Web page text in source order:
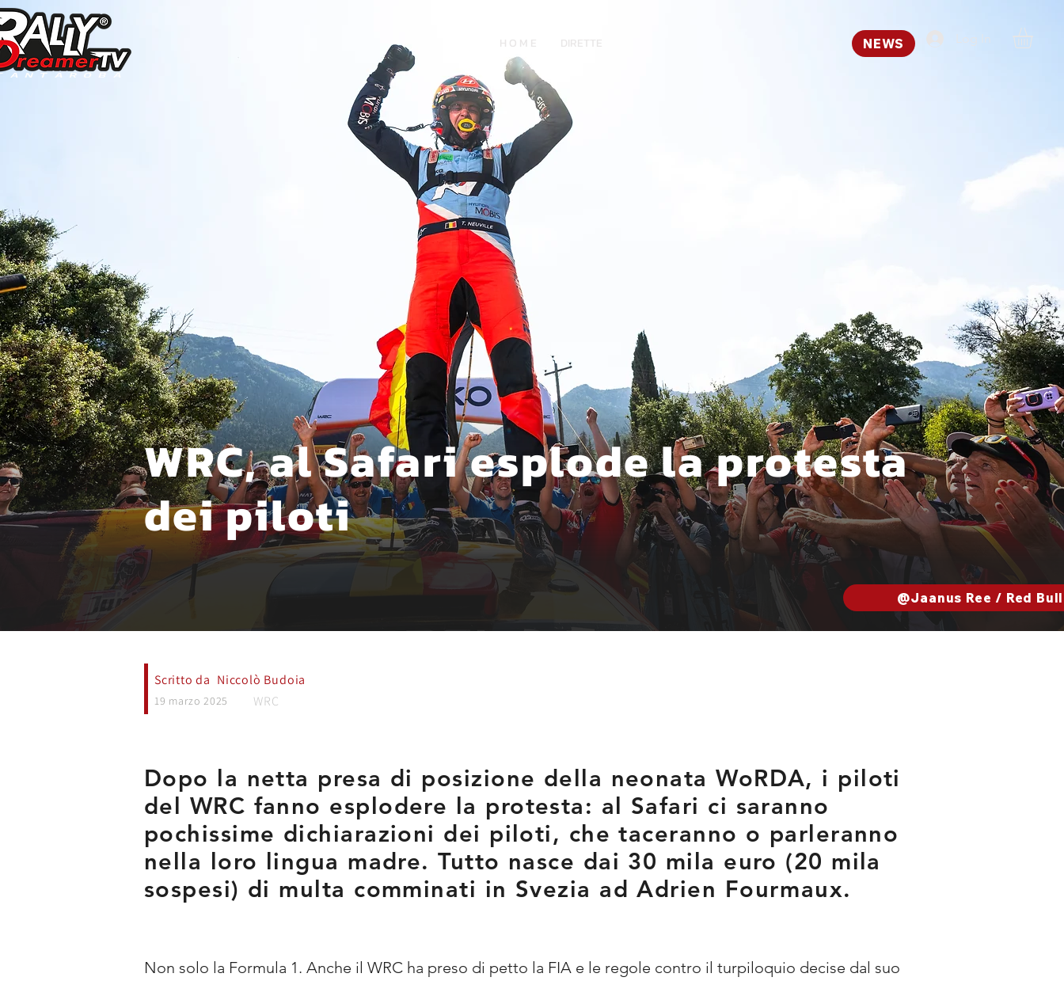
Log In
H O M E DIRETTE NEWS
Scritto da Niccolò Budoia
19 marzo 2025 WRC
Dopo la netta presa di posizione della neonata WoRDA, i piloti
del WRC fanno esplodere la protesta: al Safari ci saranno
pochissime dichiarazioni dei piloti, che taceranno o parleranno
nella loro lingua madre. Tutto nasce dai 30 mila euro (20 mila
sospesi) di multa comminati in Svezia ad Adrien Fourmaux.
Non solo la Formula 1. Anche il WRC ha preso di petto la FIA e le regole contro il turpiloquio decise dal suo
WRC, al Safari esplode la protesta
dei piloti
@Jaanus Ree / Red